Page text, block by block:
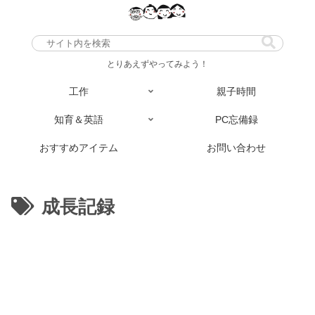
とりあえずやってみよう！
工作 親子時間
知育＆英語 PC忘備録
おすすめアイテム お問い合わせ
成長記録